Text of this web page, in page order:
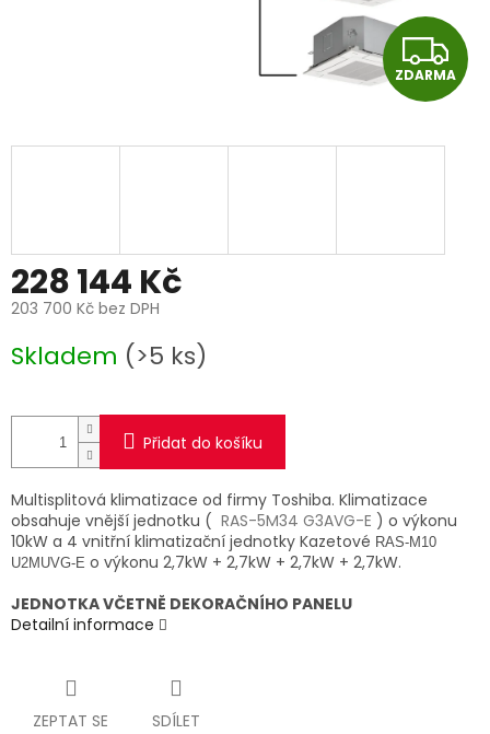
Z
D
ZDARMA
228 144 Kč
203 700 Kč bez DPH
cena:
Skladem (>5 ks)
Přidat do košíku
Multisplitová klimatizace od firmy Toshiba. Klimatizace
obsahuje vnější jednotku ( RAS-5M34 G3AVG-E ) o výkonu
10kW a 4 vnitřní klimatizační jednotky Kazetové RAS-M10
U2MUVG-E o výkonu 2,7kW + 2,7kW + 2,7kW + 2,7kW.
JEDNOTKA VČETNĚ DEKORAČNÍHO PANELU
Detailní informace
ZEPTAT SE SDÍLET